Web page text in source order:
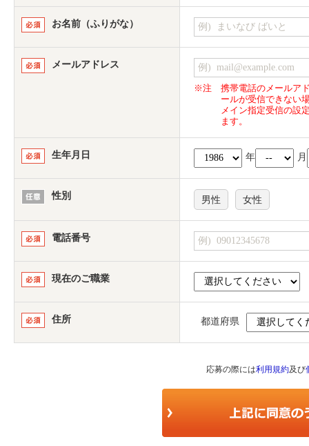
お名前（ふりがな）
メールアドレス
※注
携帯電話のメールア
ールが受信できない
メイン指定受信の設
ます。
生年月日 年 月
性別 男性 女性
電話番号
現在のご職業
住所 都道府県
応募の際には利用規約及び